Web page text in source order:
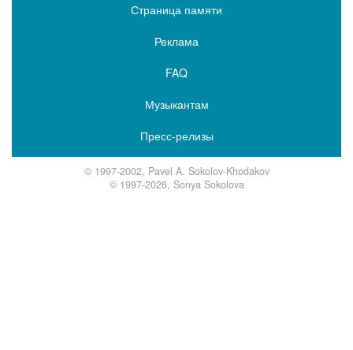
Страница памяти
Реклама
FAQ
Музыкантам
Пресс-релизы
© 1997-2002, Pavel A. Sokolov-Khodakov
© 1997-2026, Sonya Sokolova